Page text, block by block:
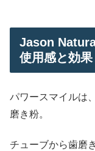
Jason
使用感と効果
パワースマイルは
磨き粉。
チューブから歯磨